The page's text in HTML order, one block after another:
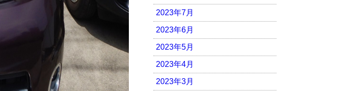
2023年7月
2023年6月
2023年5月
2023年4月
2023年3月